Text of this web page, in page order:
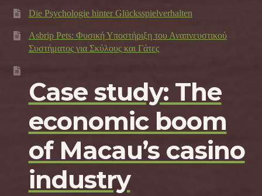
Die Psychologie hinter Glücksspielverhalten
Asbrip Pets: Φυσική Υποστήριξη του Αναπνευστικού
Συστήματος για Σκύλους και Γάτες
Case study: The
economic boom
of Macau’s casino
industry